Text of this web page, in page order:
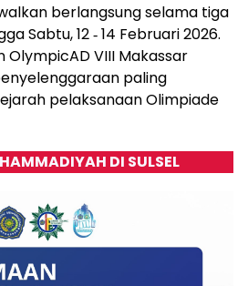
berlangsung selama tiga
Sabtu, 12 ‐ 14 Februari 2026.
VIII Makassar
paling
pelaksanaan Olimpiade
DI SULSEL